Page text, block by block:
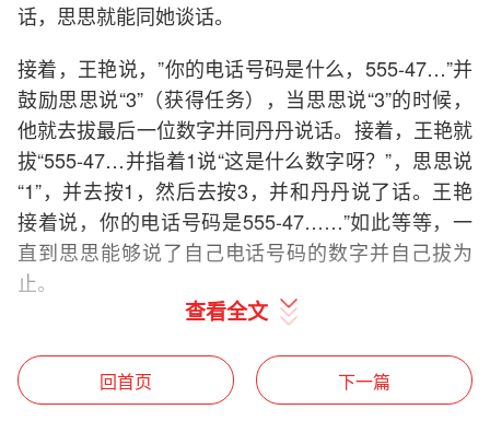
话，思思就能同她谈话。
接着，王艳说，”你的电话号码是什么，555-47…”并
鼓励思思说“3”（获得任务），当思思说“3”的时候，
他就去拔最后一位数字并同丹丹说话。接着，王艳就
拔“555-47…并指着1说“这是什么数字呀？”，思思说
“1”，并去按1，然后去按3，并和丹丹说了话。王艳
接着说，你的电话号码是555-47……”如此等等，一
直到思思能够说了自己电话号码的数字并自己拔为
止。
这里，王艳将命名数字的维持任务同学习自己电话的
号码的数字组合这一新的获得任务结合起来。注意，
王艳同丹丹的简短的交谈也是一种愉快的维持活动。
查看全文
回首页 下一篇